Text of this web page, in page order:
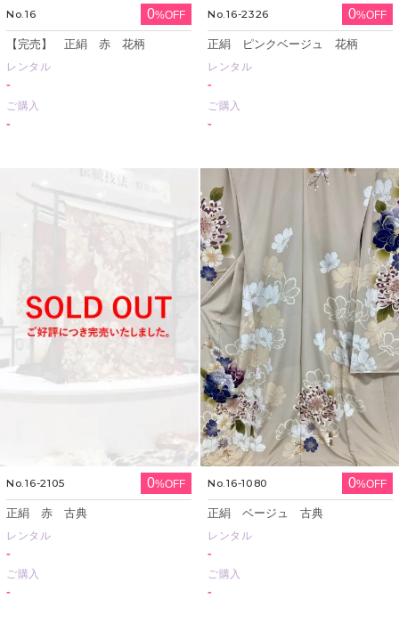
No.16 0%OFF
【完売】 正絹 赤 花柄
レンタル
-
ご購入
-
No.16-2326 0%OFF
正絹 ピンクベージュ 花柄
レンタル
-
ご購入
-
No.16-2105 0%OFF
正絹 赤 古典
レンタル
-
ご購入
-
No.16-1080 0%OFF
正絹 ベージュ 古典
レンタル
-
ご購入
-